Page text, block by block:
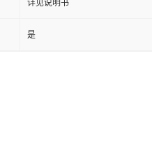
详见说明书
是